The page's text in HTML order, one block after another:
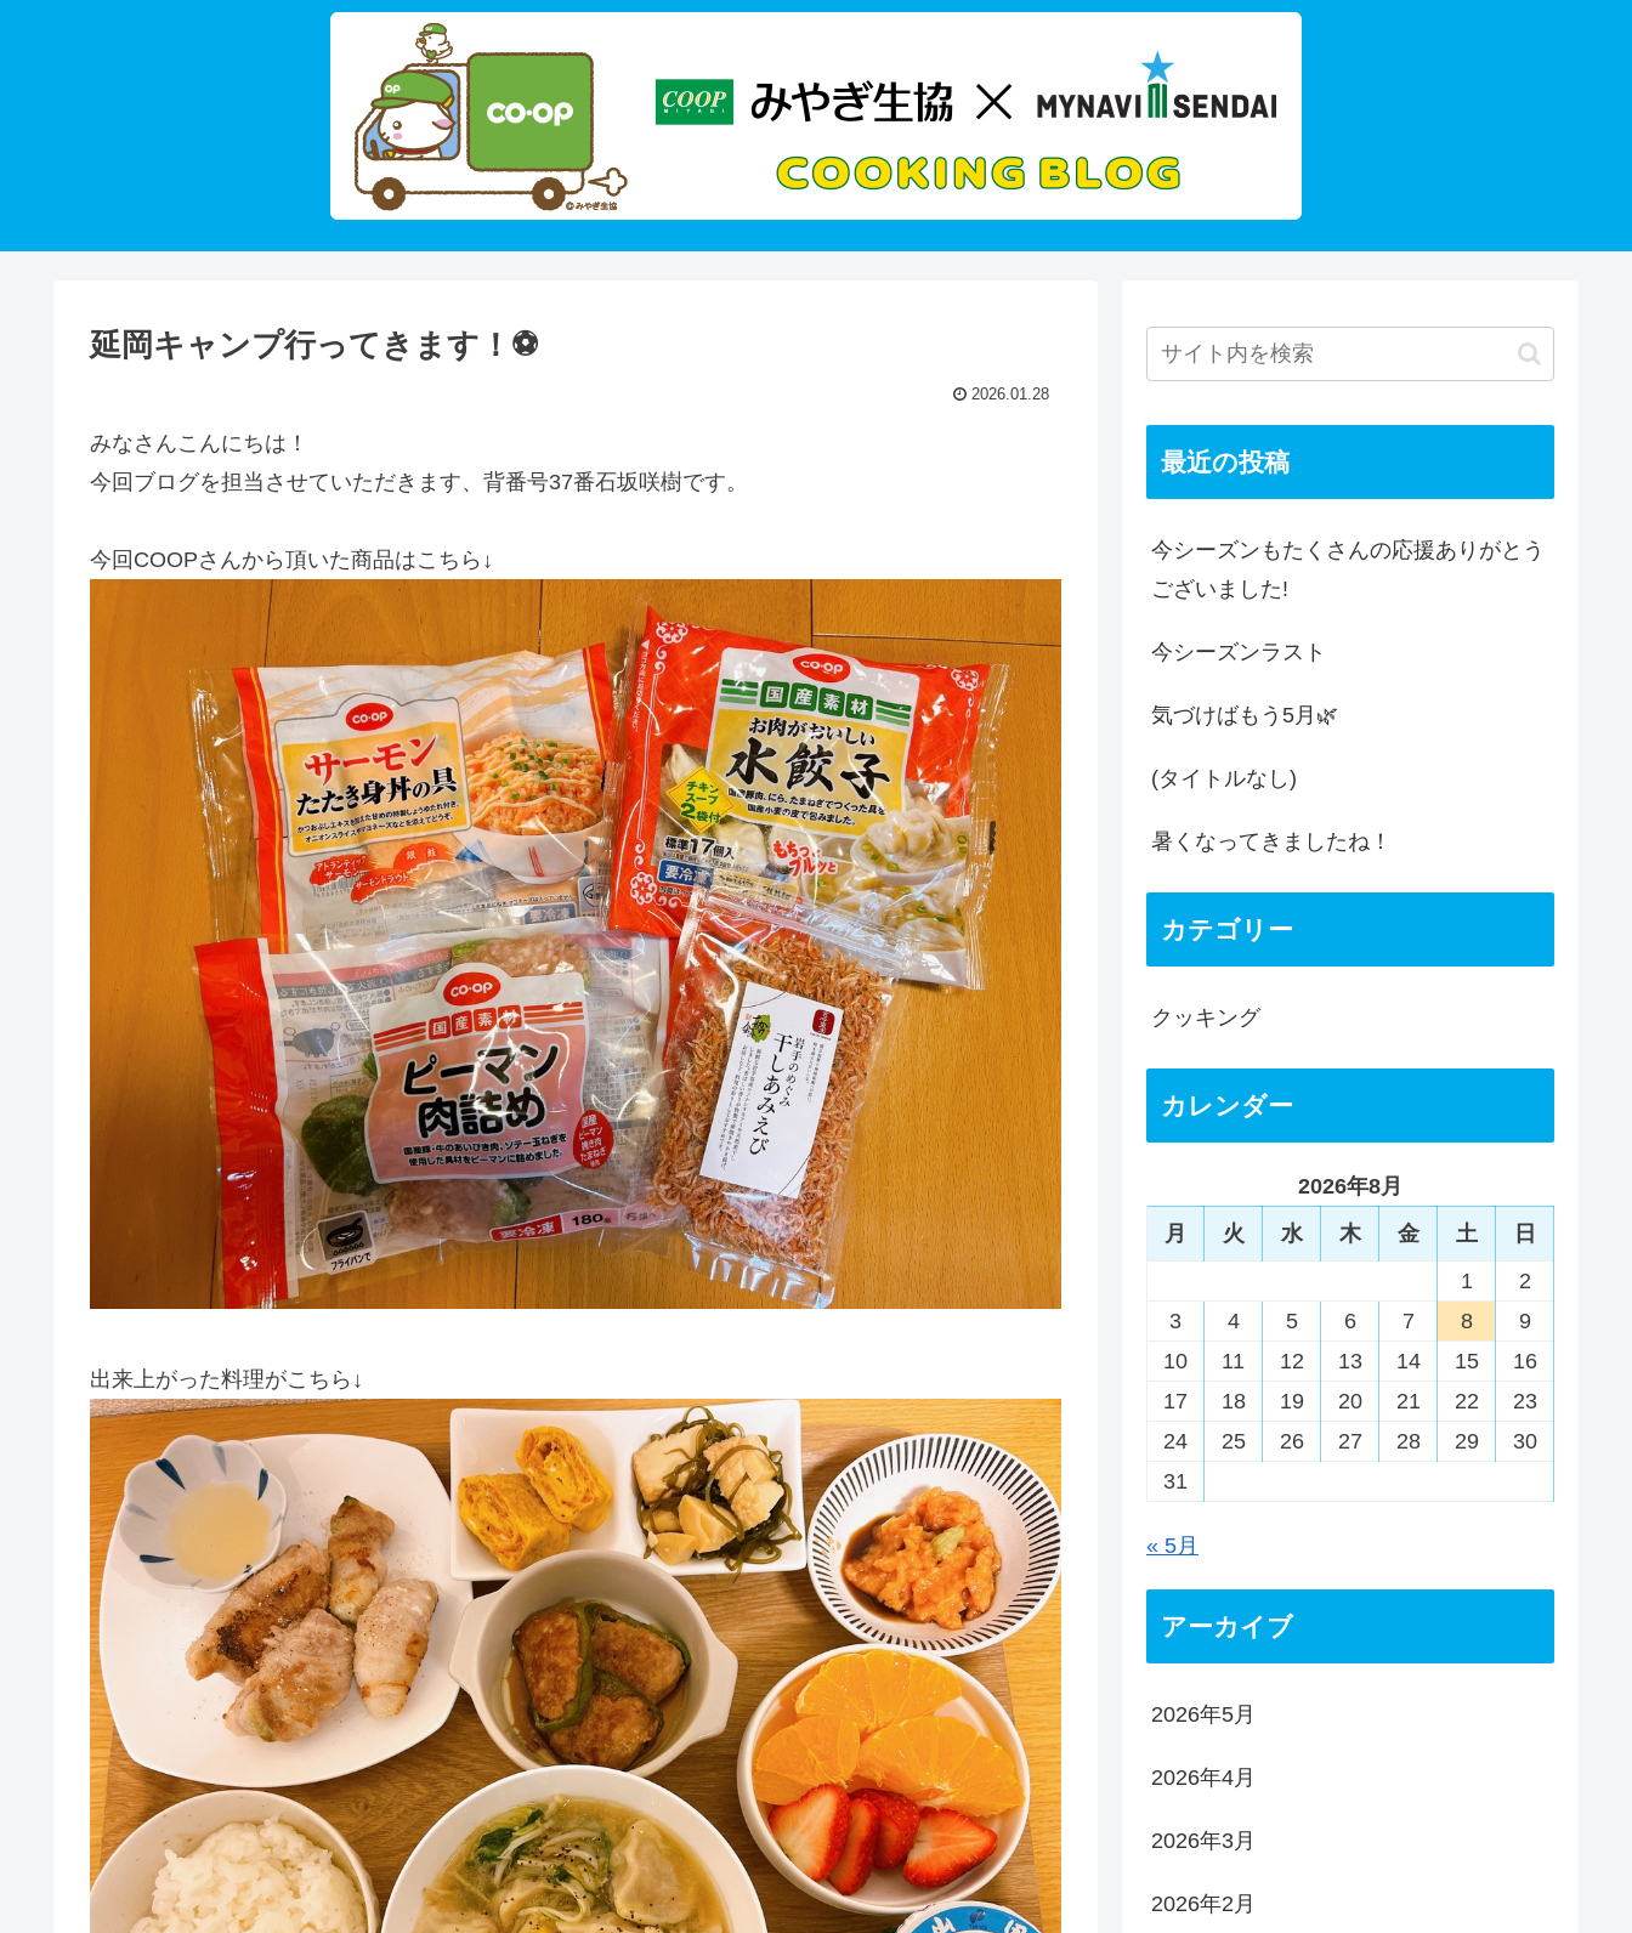
延岡キャンプ行ってきます！⚽
2026.01.28
みなさんこんにちは！
今回ブログを担当させていただきます、背番号37番石坂咲樹です。
今回COOPさんから頂いた商品はこちら↓
出来上がった料理がこちら↓
最近の投稿
今シーズンもたくさんの応援ありがとう
ございました!
今シーズンラスト
気づけばもう5月🌿
(タイトルなし)
暑くなってきましたね！
カテゴリー
クッキング
カレンダー
2026年8月
月
火 水 木 金 土
日
1
2
3
4 5 6 7 8
9
10
11 12 13 14 15
16
17
18 19 20 21 22
23
24
25 26 27 28 29
30
31
« 5月
アーカイブ
2026年5月
2026年4月
2026年3月
2026年2月